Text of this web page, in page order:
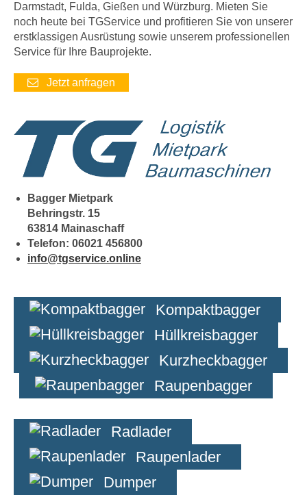
Darmstadt, Fulda, Gießen und Würzburg. Mieten Sie
noch heute bei TGService und profitieren Sie von unserer
erstklassigen Ausrüstung sowie unserem professionellen
Service für Ihre Bauprojekte.
Jetzt anfragen
Bagger Mietpark
Behringstr. 15
63814 Mainaschaff
Telefon: 06021 456800
info@tgservice.online
Kompaktbagger
Hüllkreisbagger
Kurzheckbagger
Raupenbagger
Radlader
Raupenlader
Dumper